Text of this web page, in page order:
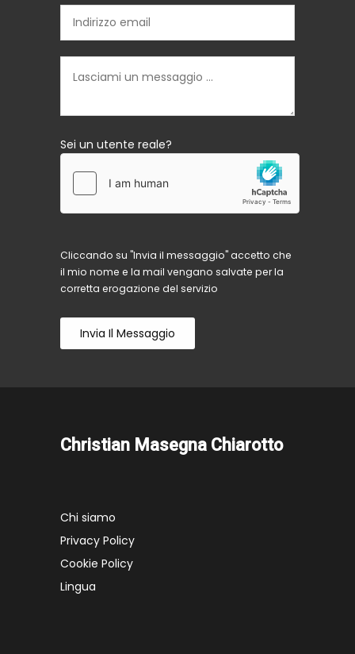
Sei un utente reale?
Cliccando su "Invia il messaggio" accetto che
il mio nome e la mail vengano salvate per la
corretta erogazione del servizio
Invia Il Messaggio
Christian Masegna Chiarotto
Chi siamo
Privacy Policy
Cookie Policy
Lingua